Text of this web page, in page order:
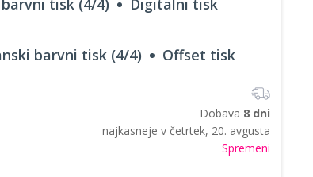
barvni tisk (4/4) Offset tisk
Dobava 8 dni
najkasneje v četrtek, 20. avgusta
Spremeni